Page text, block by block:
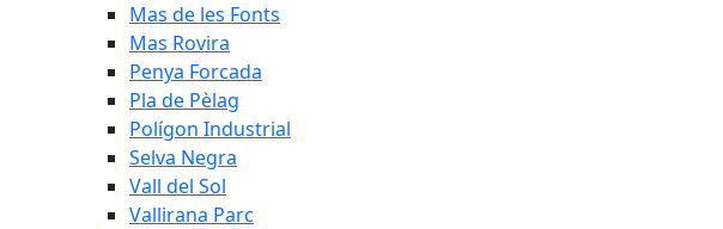
Mas de les Fonts
Mas Rovira
Penya Forcada
Pla de Pèlag
Polígon Industrial
Selva Negra
Vall del Sol
Vallirana Parc